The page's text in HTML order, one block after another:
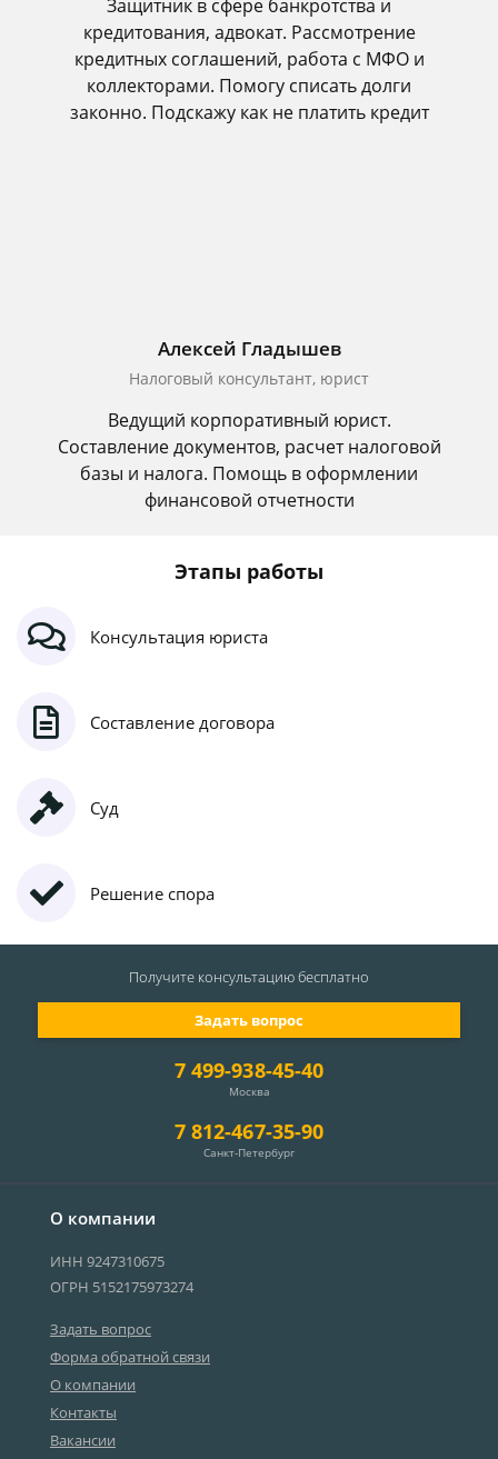
Защитник в сфере банкротства и
кредитования, адвокат. Рассмотрение
кредитных соглашений, работа с МФО и
коллекторами. Помогу списать долги
законно. Подскажу как не платить кредит
Алексей Гладышев
Налоговый консультант, юрист
Ведущий корпоративный юрист.
Составление документов, расчет налоговой
базы и налога. Помощь в оформлении
финансовой отчетности
Этапы работы
Консультация юриста
Составление договора
Суд
Решение спора
О компании
ИНН 9247310675
ОГРН 5152175973274
Задать вопрос
Форма обратной связи
О компании
Контакты
Вакансии
7 499-938-45-40
Москва
7 812-467-35-90
Санкт-Петербург
Задать вопрос
Получите консультациюбесплатно